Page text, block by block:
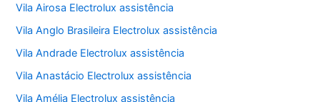
Vila Airosa Electrolux assistência
Vila Anglo Brasileira Electrolux assistência
Vila Andrade Electrolux assistência
Vila Anastácio Electrolux assistência
Vila Amélia Electrolux assistência